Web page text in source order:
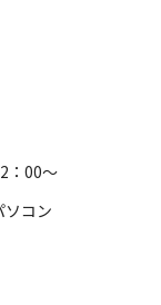
：00～
ソコン